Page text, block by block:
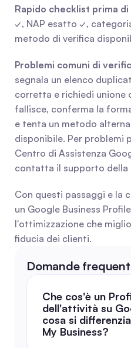
Rapido checklist prima
✓, NAP esatto ✓,
metodo di verifica
Problemi comuni di
segnala un elenco
corretta e richiedi unione
fallisce, conferma la
e tenta un metodo
disponibile. Per problemi
Centro di Assistenza
contatta il supporto della
Con questi passaggi e la
un Google Business
l'ottimizzazione che
fiducia dei clienti.
Domande
Che cos'è un
dell'attività su
cosa si
My Business?